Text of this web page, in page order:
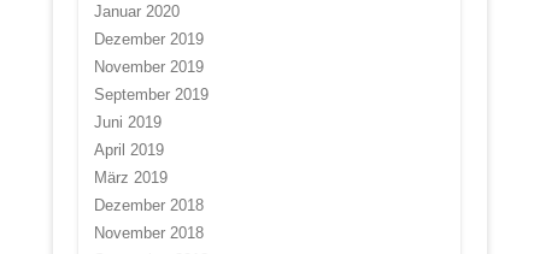
Januar 2020
Dezember 2019
November 2019
September 2019
Juni 2019
April 2019
März 2019
Dezember 2018
November 2018